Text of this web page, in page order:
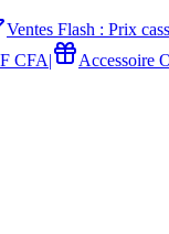
Ventes Flash : Prix
CFA| Accessoire